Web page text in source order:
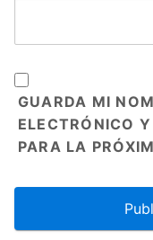
GUARDA MI
ELECTRÓNICO
PARA LA